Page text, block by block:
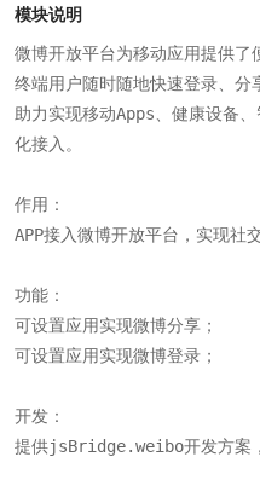
模块说明
微博开放平台为移动应用提供了
终端用户随时随地快速登录、分
助力实现移动Apps、健康设备
化接入。
作用：
APP接入微博开放平台，实现社
功能：
可设置应用实现微博分享；
可设置应用实现微博登录；
开发：
提供jsBridge.weibo开发方案